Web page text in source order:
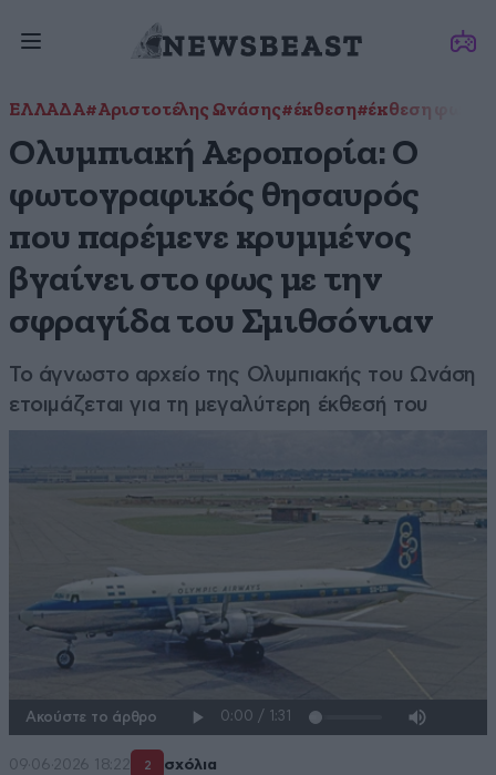
ΕΛΛΑΔΑ#Αριστοτέλης Ωνάσης#έκθεση#έκθεση
Ολυμπιακή Αεροπορία: Ο
φωτογραφικός θησαυρός
που παρέμενε κρυμμένος
βγαίνει στο φως με την
σφραγίδα του Σμιθσόνιαν
Το άγνωστο αρχείο της Ολυμπιακής του Ωνάση
ετοιμάζεται για τη μεγαλύτερη έκθεσή του
Ακούστε το άρθρο
09·06·2026 18:22 2 σχόλια